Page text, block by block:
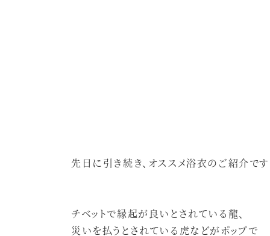
先日に引き続き、オススメ浴衣のご紹介です
チベットで縁起が良いとされている龍、
災いを払うとされている虎などがポップで